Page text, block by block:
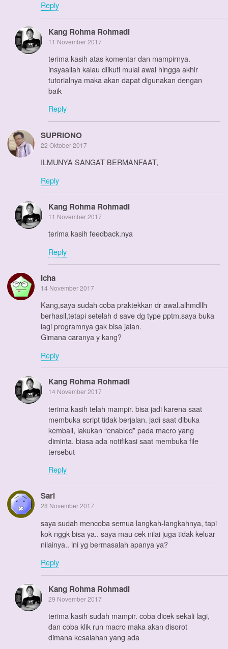
Reply
Kang Rohma Rohmadi
11 November 2017
terima kasih atas komentar dan mampirnya.
insyaallah kalau diikuti mulai awal hingga akhir
tutorialnya maka akan dapat digunakan dengan
baik
Reply
SUPRIONO
22 Oktober 2017
ILMUNYA SANGAT BERMANFAAT,
Reply
Kang Rohma Rohmadi
11 November 2017
terima kasih feedback.nya
Reply
Icha
14 November 2017
Kang,saya sudah coba praktekkan dr awal.alhmdllh
berhasil,tetapi setelah d save dg type pptm.saya buka
lagi programnya gak bisa jalan.
Gimana caranya y kang?
Reply
Kang Rohma Rohmadi
14 November 2017
terima kasih telah mampir. bisa jadi karena saat
membuka script tidak berjalan. jadi saat dibuka
kembali, lakukan “enabled” pada macro yang
diminta. biasa ada notifikasi saat membuka file
tersebut
Reply
Sari
28 November 2017
saya sudah mencoba semua langkah-langkahnya, tapi
kok nggk bisa ya.. saya mau cek nilai juga tidak keluar
nilainya.. ini yg bermasalah apanya ya?
Reply
Kang Rohma Rohmadi
29 November 2017
terima kasih sudah mampir. coba dicek sekali lagi,
dan coba klik run macro maka akan disorot
dimana kesalahan yang ada